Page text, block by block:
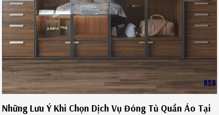
Những Lưu Ý Khi Chọn Dịch Vụ Đóng Tủ Quần Áo Tại